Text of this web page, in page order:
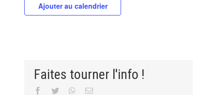
Ajouter au calendrier
Faites tourner l'info !
Facebook
Twitter WhatsApp
Email